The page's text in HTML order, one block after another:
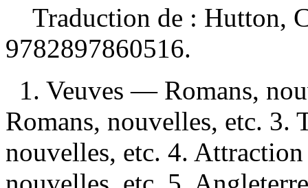
Traduction de : Hutton,
9782897860516.
1. Veuves — Romans,
Romans, nouvelles, etc.
nouvelles, etc. 4.